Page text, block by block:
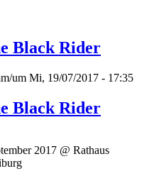
Black Rider
um Mi, 19/07/2017 - 17:35
Black Rider
2017 @ Rathaus